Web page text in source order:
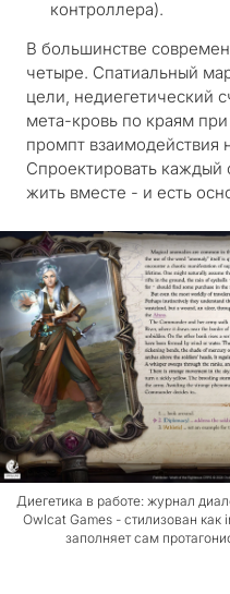
контроллера).
В большинстве
четыре. Спатиальный
цели, недиегетический
мета-кровь по краям
промпт взаимодействия
Спроектировать каждый
жить вместе - и есть
Диегетика в работе: журнал
Owlcat Games - стилизован как
заполняет сам